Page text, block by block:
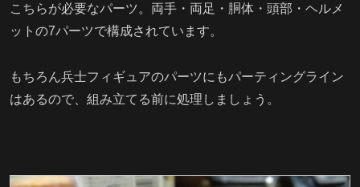
こちらが必要なパーツ。両手・両足・胴体・頭部・ヘルメ
ットの7パーツで構成されています。
もちろん兵士フィギュアのパーツにもパーティングライン
はあるので、組み立てる前に処理しましょう。